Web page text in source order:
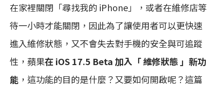
在家裡關閉「尋找我的 iPhone」，或者在維修店等
待一小時才能關閉，因此為了讓使用者可以更快速
進入維修狀態，又不會失去對手機的安全與可追蹤
性，蘋果在 iOS 17.5 Beta 加入「 維修狀態 」新功
能 ，這功能的目的是什麼？又要如何開啟呢？這篇